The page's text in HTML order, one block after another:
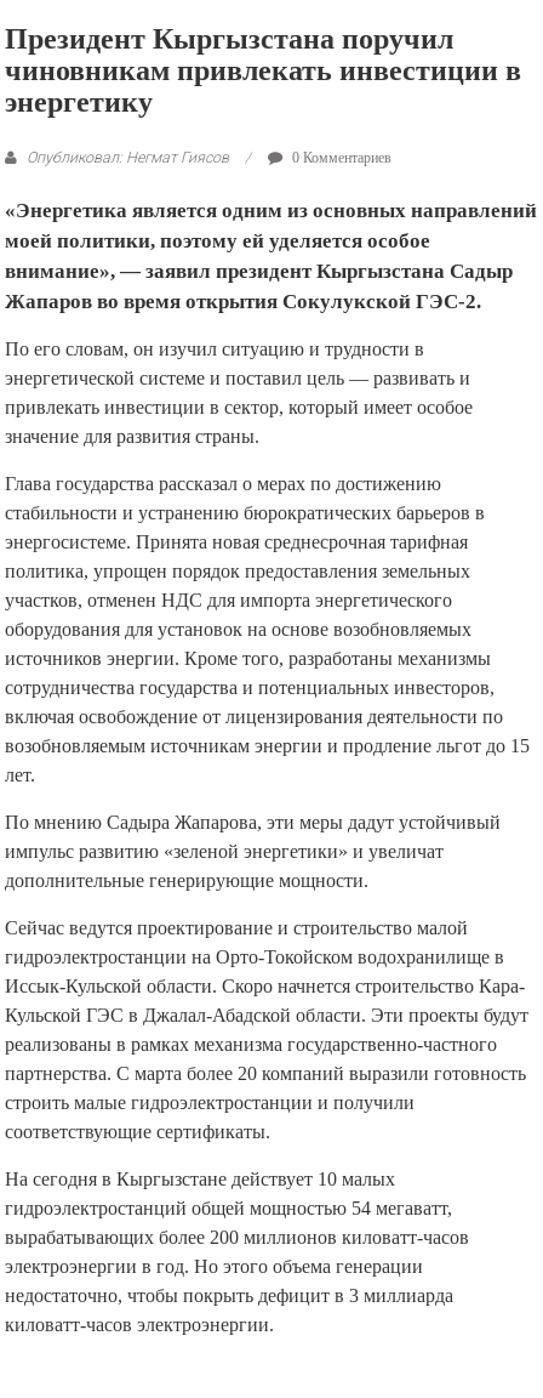
Президент Кыргызстана поручил
чиновникам привлекать инвестиции в
энергетику
Опубликовал: Негмат Гиясов 0 Комментариев
«Энергетика является одним из основных направлений
моей политики, поэтому ей уделяется особое
внимание», — заявил президент Кыргызстана Садыр
Жапаров во время открытия Сокулукской ГЭС-2.
По его словам, он изучил ситуацию и трудности в
энергетической системе и поставил цель — развивать и
привлекать инвестиции в сектор, который имеет особое
значение для развития страны.
Глава государства рассказал о мерах по достижению
стабильности и устранению бюрократических барьеров в
энергосистеме. Принята новая среднесрочная тарифная
политика, упрощен порядок предоставления земельных
участков, отменен НДС для импорта энергетического
оборудования для установок на основе возобновляемых
источников энергии. Кроме того, разработаны механизмы
сотрудничества государства и потенциальных инвесторов,
включая освобождение от лицензирования деятельности по
возобновляемым источникам энергии и продление льгот до 15
лет.
По мнению Садыра Жапарова, эти меры дадут устойчивый
импульс развитию «зеленой энергетики» и увеличат
дополнительные генерирующие мощности.
Сейчас ведутся проектирование и строительство малой
гидроэлектростанции на Орто-Токойском водохранилище в
Иссык-Кульской области. Скоро начнется строительство Кара-
Кульской ГЭС в Джалал-Абадской области. Эти проекты будут
реализованы в рамках механизма государственно-частного
партнерства. С марта более 20 компаний выразили готовность
строить малые гидроэлектростанции и получили
соответствующие сертификаты.
На сегодня в Кыргызстане действует 10 малых
гидроэлектростанций общей мощностью 54 мегаватт,
вырабатывающих более 200 миллионов киловатт-часов
электроэнергии в год. Но этого объема генерации
недостаточно, чтобы покрыть дефицит в 3 миллиарда
киловатт-часов электроэнергии.